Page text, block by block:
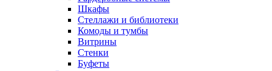
Шкафы
Стеллажи и библиотеки
Комоды и тумбы
Витрины
Стенки
Буфеты